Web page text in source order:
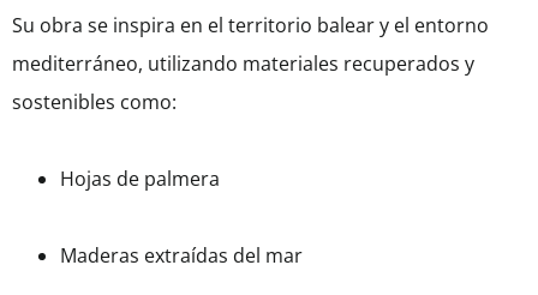
Su obra se inspira en el territorio balear y el entorno
mediterráneo, utilizando materiales recuperados y
sostenibles como:
Hojas de palmera
Maderas extraídas del mar